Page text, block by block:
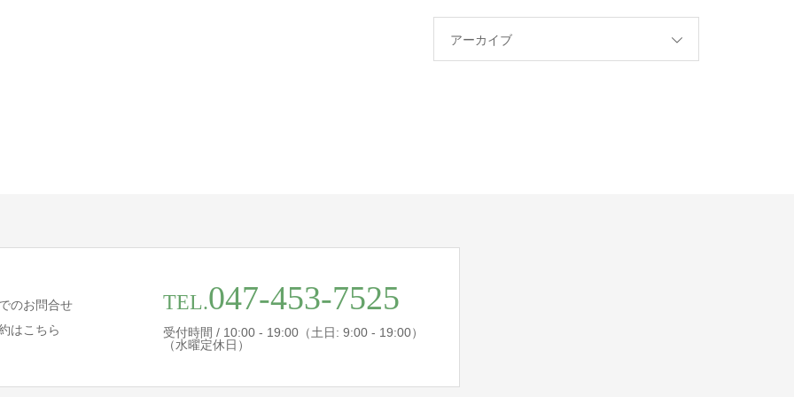
アーカイブ
のお問合せ
はこちら
TEL.047-453-7525
受付時間 / 10:00 - 19:00（土日: 9:00 - 19:00）
（水曜定休日）